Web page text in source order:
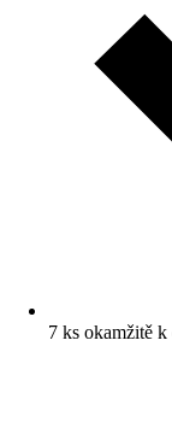
7 ks okamžitě